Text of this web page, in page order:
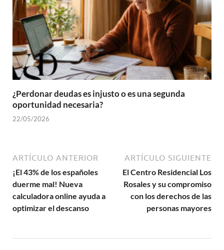
¿Perdonar deudas es injusto o es una segunda
oportunidad necesaria?
22/05/2026
ARTÍCULO ANTERIOR
¡El 43% de los españoles
duerme mal! Nueva
calculadora online ayuda a
optimizar el descanso
ARTÍCULO SIGUIENTE
El Centro Residencial Los
Rosales y su compromiso
con los derechos de las
personas mayores